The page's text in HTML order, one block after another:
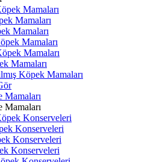
Mamaları
Mamaları
Mamaları
Mamaları
Mamaları
Mamaları
Köpek Mamaları
Konserveleri
Konserveleri
Konserveleri
Konserveleri